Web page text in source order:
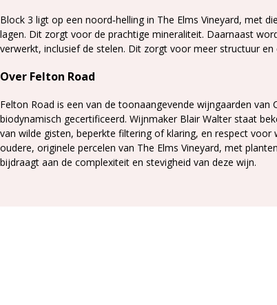
Block 3 ligt op een noord‑helling in The Elms Vineyard, met
lagen. Dit zorgt voor de prachtige mineraliteit. Daarnaast
verwerkt, inclusief de stelen. Dit zorgt voor meer structuur en
Over Felton Road
Felton Road is een van de toonaangevende wijngaarden van
biodynamisch gecertificeerd. Wijnmaker Blair Walter staat
van wilde gisten, beperkte filtering of klaring, en respect voor
oudere, originele percelen van The Elms Vineyard, met
bijdraagt aan de complexiteit en stevigheid van deze wijn.